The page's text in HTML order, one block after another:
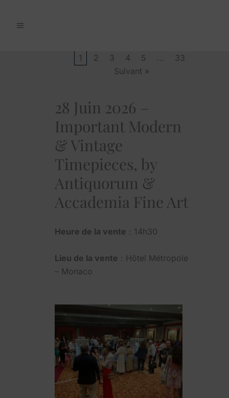
1 2 3 4 5 …
33
Suivant »
28 Juin 2026 –
Important Modern
& Vintage
Timepieces, by
Antiquorum &
Accademia Fine Art
Heure de la vente : 14h30
Lieu de la vente : Hôtel Métropole
– Monaco